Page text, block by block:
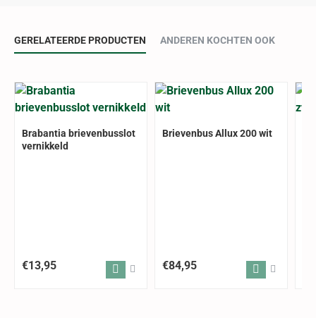
GERELATEERDE PRODUCTEN ANDEREN KOCHTEN OOK
Brabantia brievenbusslot
vernikkeld
€13,95
Brievenbus Allux 200 wit
€84,95